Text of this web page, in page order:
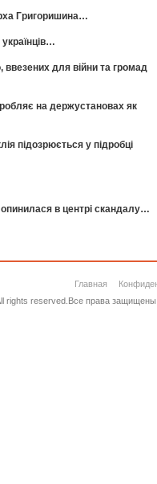
Григоришина…
ввезених для війни та громад
на держустановах як
підозрюється у підробці
в центрі скандалу…
Главная
rights reserved.Все права защищены.